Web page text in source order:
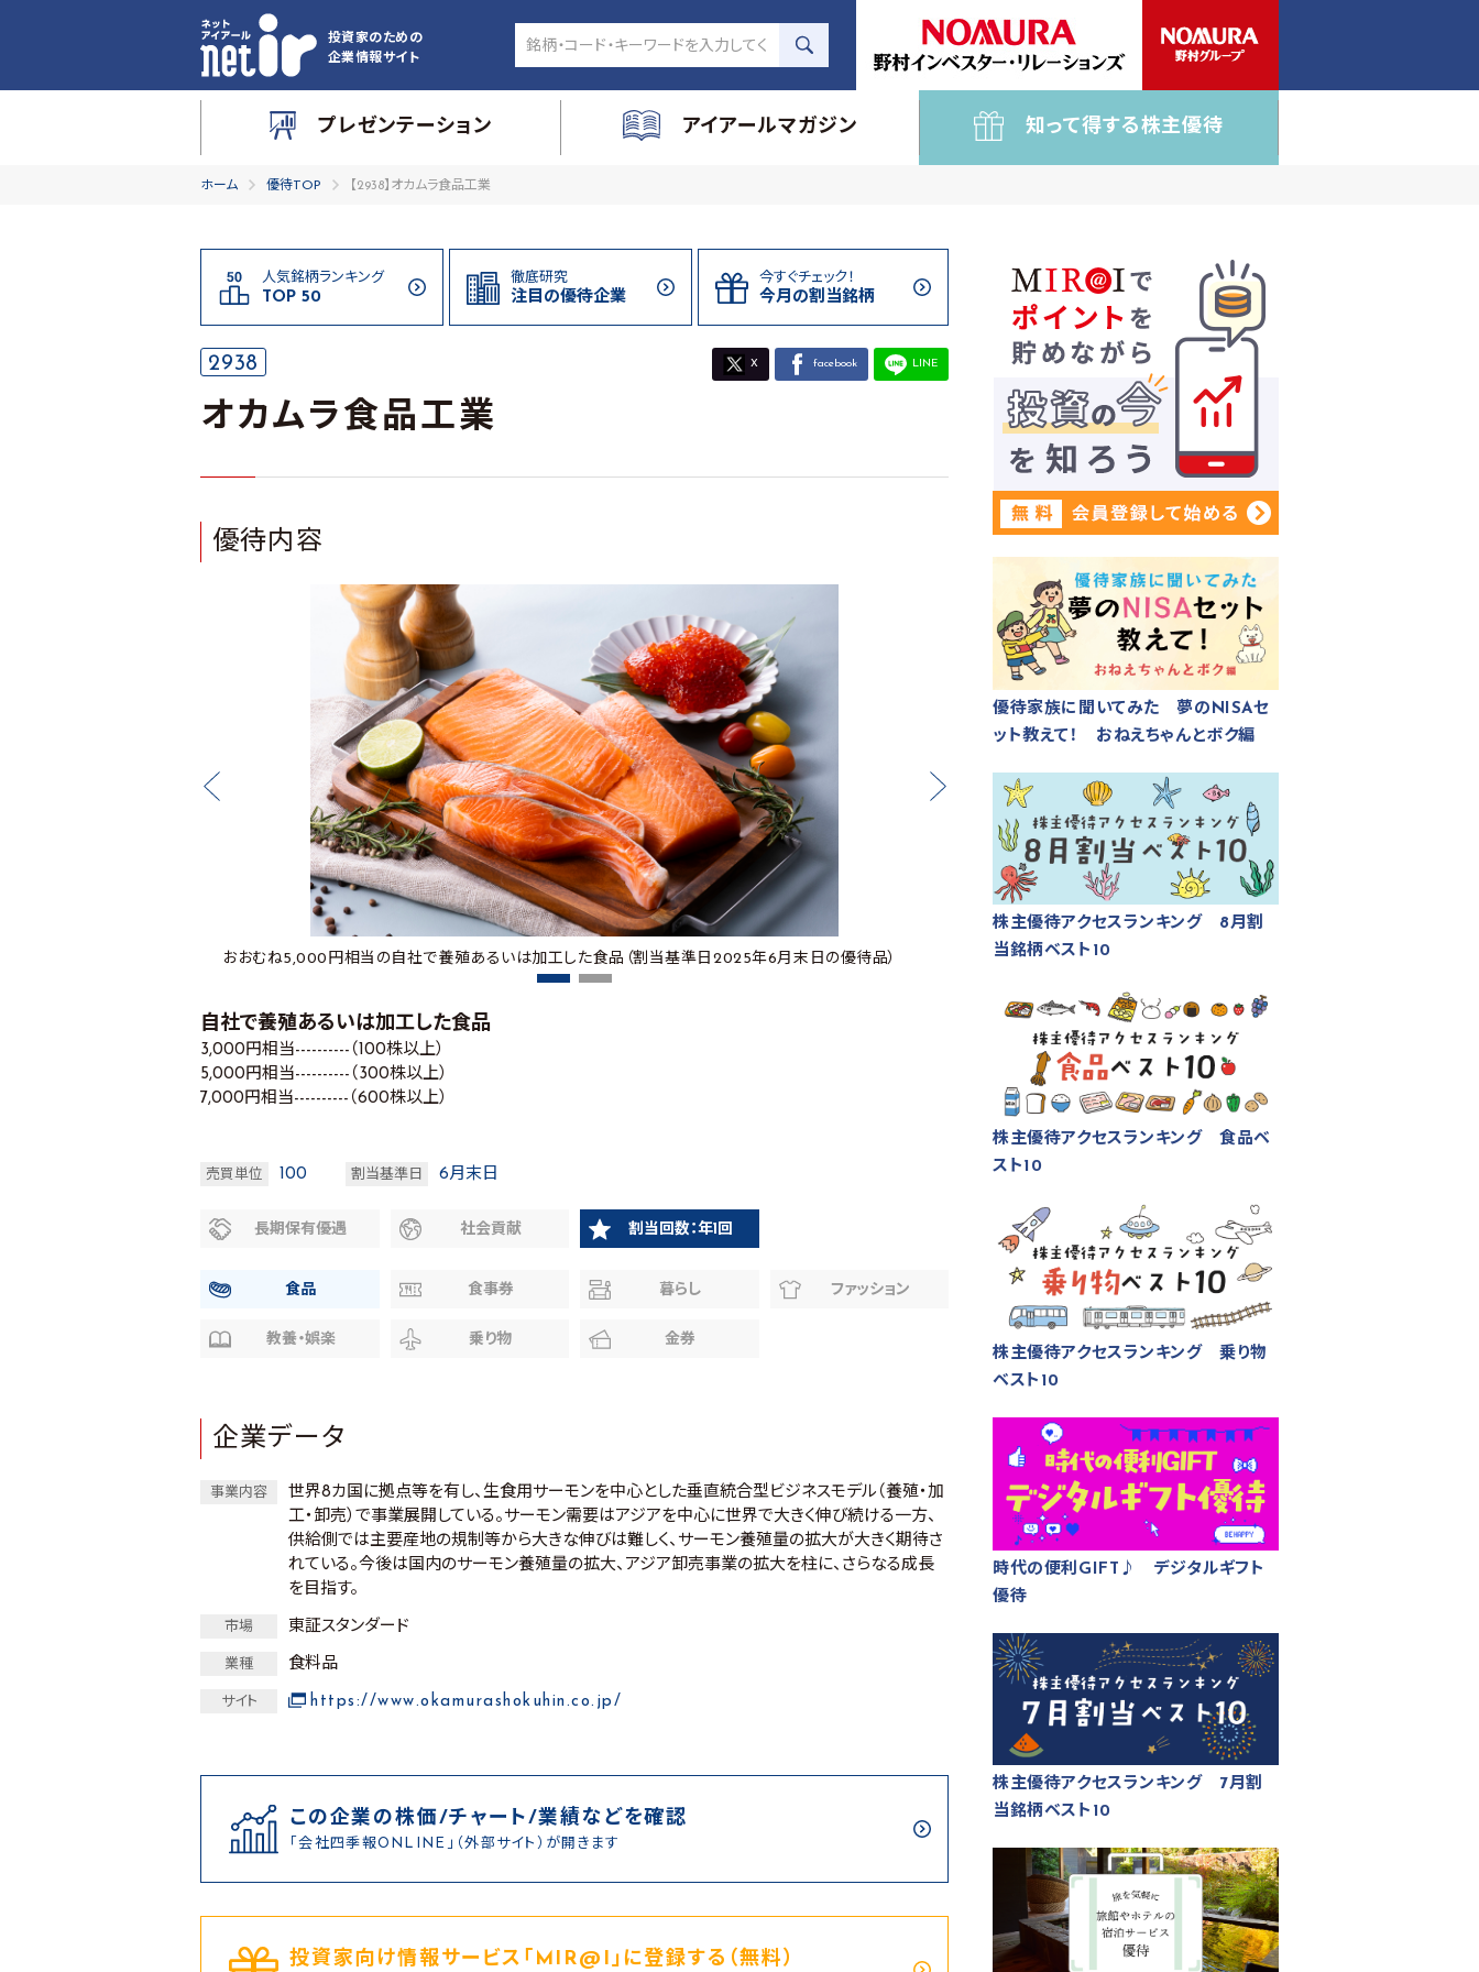
投資家のための
企業情報サイト
プレゼンテーション アイアールマガジン 知って得する株主優待
ホーム 優待TOP 【2938】オカムラ食品工業
人気銘柄ランキング
TOP 50
徹底研究
注目の優待企業
今すぐチェック！
今月の割当銘柄
2938 X facebook LINE
オカムラ食品工業
優待内容
おおむね5,000円相当の自社で養殖あるいは加工した食品（割当基準日2025年6月末日の優待品） おおむね 7,000円相当の自社で養殖あるいは加工した食品（割当基準日2025
自社で養殖あるいは加工した食品
3,000円相当----------（100株以上）
5,000円相当----------（300株以上）
7,000円相当----------（600株以上）
売買単位 100 割当基準日 6月末日
長期保有優遇 社会貢献 割当回数：年1回
食品 食事券 暮らし ファッション
教養・娯楽 乗り物 金券
企業データ
事業内容
世界8カ国に拠点等を有し、生食用サーモンを中心とした垂直統合型ビジネスモデル（養殖・加
工・卸売）で事業展開している。サーモン需要はアジアを中心に世界で大きく伸び続ける一方、
供給側では主要産地の規制等から大きな伸びは難しく、サーモン養殖量の拡大が大きく期待さ
れている。今後は国内のサーモン養殖量の拡大、アジア卸売事業の拡大を柱に、さらなる成長
を目指す。
市場 東証スタンダード
業種 食料品
サイト https://www.okamurashokuhin.co.jp/
この企業の株価/チャート/業績などを確認
「会社四季報ONLINE」（外部サイト）が開きます
投資家向け情報サービス｢MIR@I｣に登録する（無料）
優待家族に聞いてみた 夢のNISAセ
ット教えて！ おねえちゃんとボク編
株主優待アクセスランキング 8月割
当銘柄ベスト10
株主優待アクセスランキング 食品ベ
スト10
株主優待アクセスランキング 乗り物
ベスト10
時代の便利GIFT♪ デジタルギフト
優待
株主優待アクセスランキング 7月割
当銘柄ベスト10